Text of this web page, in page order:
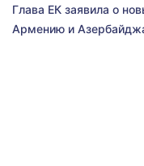
Глава ЕК заявила о
Армению и